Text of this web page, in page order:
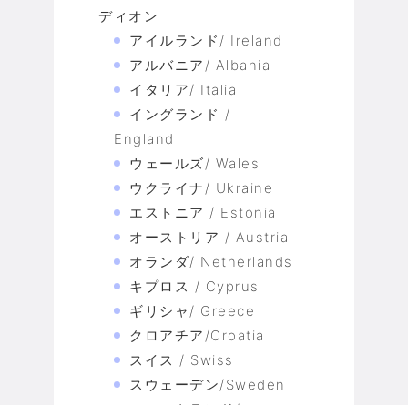
ディオン
アイルランド/ Ireland
アルバニア/ Albania
イタリア/ Italia
イングランド /
England
ウェールズ/ Wales
ウクライナ/ Ukraine
エストニア / Estonia
オーストリア / Austria
オランダ/ Netherlands
キプロス / Cyprus
ギリシャ/ Greece
クロアチア/Croatia
スイス / Swiss
スウェーデン/Sweden